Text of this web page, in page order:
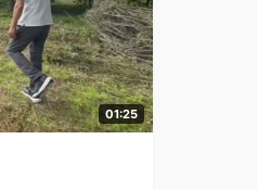
01:25